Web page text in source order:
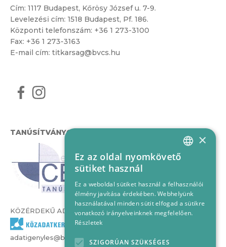
Cím: 1117 Budapest, Kőrösy József u. 7-9.
Levelezési cím: 1518 Budapest, Pf. 186.
Központi telefonszám: +36 1 273-3100
Fax: +36 1 273-3163
E-mail cím: titkarsag@bvcs.hu
TANÚSÍTVÁNYOK
KÖZÉRDEKŰ ADATOK
adatigenyles@bvcs.hu
HUNGARIAN
×
Ez az oldal nyomkövető
sütiket használ
Ez a weboldal sütiket használ a felhasználói
élmény javítása érdekében. Webhelyünk
használatával minden sütit elfogad a sütikre
vonatkozó irányelveinknek megfelelően.
Részletek
SZIGORÚAN SZÜKSÉGES